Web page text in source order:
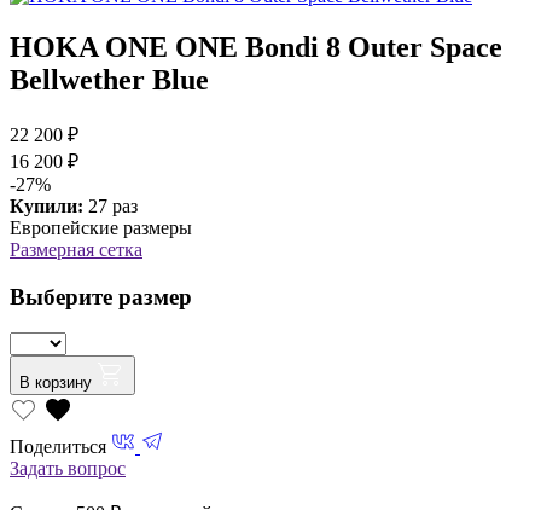
HOKA ONE ONE Bondi 8 Outer Space
Bellwether Blue
22 200 ₽
16 200 ₽
-27%
Купили: 27 раз
Европейские размеры
Размерная сетка
Выберите размер
В корзину
Поделиться
Задать вопрос